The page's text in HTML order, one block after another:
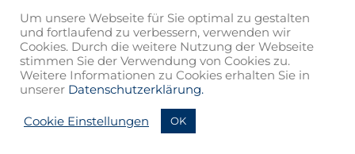
© 2021 von Rohr Armaturen AG | Member of the ARCA Flow
Group
Um unsere Webseite für Sie optimal zu gestalten
und fortlaufend zu verbessern, verwenden wir
Cookies. Durch die weitere Nutzung der Webseite
stimmen Sie der Verwendung von Cookies zu.
Weitere Informationen zu Cookies erhalten Sie in
unserer Datenschutzerklärung.
Cookie Einstellungen OK